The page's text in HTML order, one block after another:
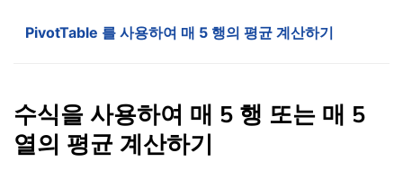
PivotTable 를 사용하여 매 5 행의 평균 계산하기
수식을 사용하여 매 5 행 또는 매 5
열의 평균 계산하기